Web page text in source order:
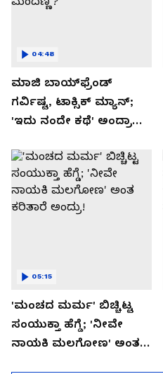
ಮಾಜಿ ಬಾಯ್‌ಫ್ರೆಂಡ್
ಗರ್ವಿಷ್ಟ, ಟಾಕ್ಸಿಕ್ ಮ್ಯಾನ್;
'ಇದು ನಂದೇ ಕಥೆ' ಅಂದ್ರಾ
ಮಂದಣ್ಣ?
04:48
'ಮಂಚದ ಮರ್ಮ' ಬಿಚ್ಚಿಟ್ಟ
ಸಂಯುಕ್ತಾ ಹೆಗ್ಡೆ; 'ನೀವೇ
ನಾಯಕಿ ಮಲಗೋಣ' ಅಂತ
05:15